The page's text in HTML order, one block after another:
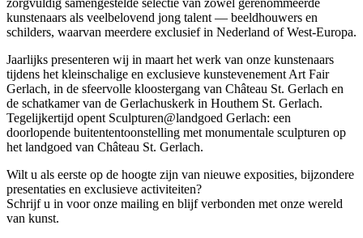
kunstenaars als veelbelovend jong talent — beeldhouwers en
schilders, waarvan meerdere exclusief in Nederland of West-Europa.
Jaarlijks presenteren wij in maart het werk van onze kunstenaars
tijdens het kleinschalige en exclusieve kunstevenement Art Fair
Gerlach, in de sfeervolle kloostergang van Château St. Gerlach en
de schatkamer van de Gerlachuskerk in Houthem St. Gerlach.
Tegelijkertijd opent Sculpturen@landgoed Gerlach: een
doorlopende buitententoonstelling met monumentale sculpturen op
het landgoed van Château St. Gerlach.
Wilt u als eerste op de hoogte zijn van nieuwe exposities, bijzondere
presentaties en exclusieve activiteiten?
Schrijf u in voor onze mailing en blijf verbonden met onze wereld
van kunst.